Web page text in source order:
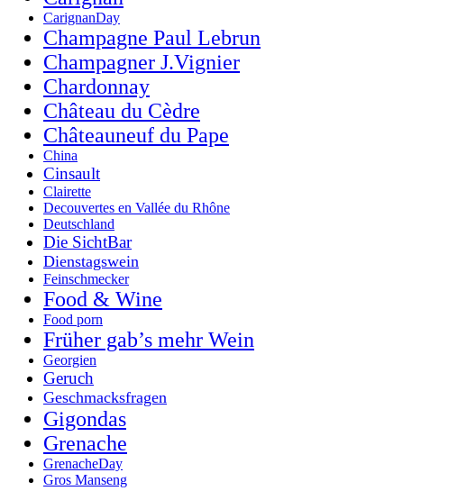
CarignanDay
Champagne Paul Lebrun
Champagner J.Vignier
Chardonnay
Château du Cèdre
Châteauneuf du Pape
China
Cinsault
Clairette
Decouvertes en Vallée du Rhône
Deutschland
Die SichtBar
Dienstagswein
Feinschmecker
Food & Wine
Food porn
Früher gab’s mehr Wein
Georgien
Geruch
Geschmacksfragen
Gigondas
Grenache
GrenacheDay
Gros Manseng